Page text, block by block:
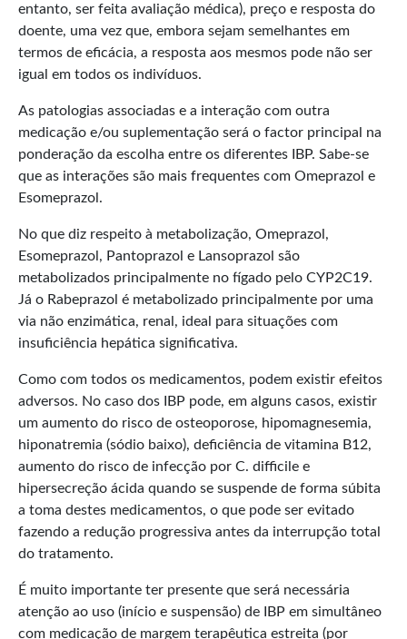
entanto, ser feita avaliação médica), preço e resposta do
doente, uma vez que, embora sejam semelhantes em
termos de eficácia, a resposta aos mesmos pode não ser
igual em todos os indivíduos.
As patologias associadas e a interação com outra
medicação e/ou suplementação será o factor principal na
ponderação da escolha entre os diferentes IBP. Sabe-se
que as interações são mais frequentes com Omeprazol e
Esomeprazol.
No que diz respeito à metabolização, Omeprazol,
Esomeprazol, Pantoprazol e Lansoprazol são
metabolizados principalmente no fígado pelo CYP2C19.
Já o Rabeprazol é metabolizado principalmente por uma
via não enzimática, renal, ideal para situações com
insuficiência hepática significativa.
Como com todos os medicamentos, podem existir efeitos
adversos. No caso dos IBP pode, em alguns casos, existir
um aumento do risco de osteoporose, hipomagnesemia,
hiponatremia (sódio baixo), deficiência de vitamina B12,
aumento do risco de infecção por C. difficile e
hipersecreção ácida quando se suspende de forma súbita
a toma destes medicamentos, o que pode ser evitado
fazendo a redução progressiva antes da interrupção total
do tratamento.
É muito importante ter presente que será necessária
atenção ao uso (início e suspensão) de IBP em simultâneo
com medicação de margem terapêutica estreita (por